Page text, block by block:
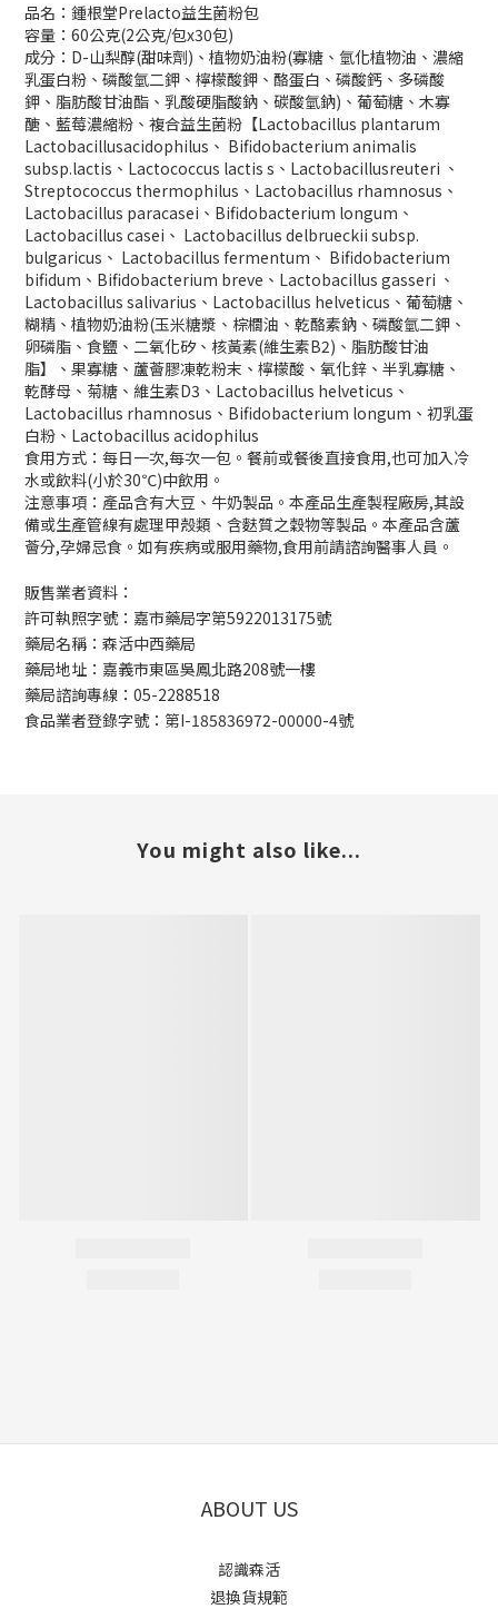
品名：鍾根堂Prelacto益生菌粉包
容量：60公克(2公克/包x30包)
成分：D-山梨醇(甜味劑)、植物奶油粉(寡糖、氫化植物油、濃縮
乳蛋白粉、磷酸氫二鉀、檸檬酸鉀、酪蛋白、磷酸鈣、多磷酸
鉀、脂肪酸甘油酯、乳酸硬脂酸鈉、碳酸氫鈉)、葡萄糖、木寡
醣、藍莓濃縮粉、複合益生菌粉【Lactobacillus plantarum
Lactobacillusacidophilus、 Bifidobacterium animalis
subsp.lactis、Lactococcus lactis s、Lactobacillusreuteri 、
Streptococcus thermophilus、Lactobacillus rhamnosus、
Lactobacillus paracasei、Bifidobacterium longum、
Lactobacillus casei、 Lactobacillus delbrueckii subsp.
bulgaricus、 Lactobacillus fermentum、 Bifidobacterium
bifidum、Bifidobacterium breve、Lactobacillus gasseri 、
Lactobacillus salivarius、Lactobacillus helveticus、葡萄糖、
糊精、植物奶油粉(玉米糖漿、棕櫚油、乾酪素鈉、磷酸氫二鉀、
卵磷脂、食鹽、二氧化矽、核黃素(維生素B2)、脂肪酸甘油
脂】、果寡糖、蘆薈膠凍乾粉末、檸檬酸、氧化鋅、半乳寡糖、
乾酵母、菊糖、維生素D3、Lactobacillus helveticus、
Lactobacillus rhamnosus、Bifidobacterium longum、初乳蛋
白粉、Lactobacillus acidophilus
食用方式：每日一次,每次一包。餐前或餐後直接食用,也可加入冷
水或飲料(小於30℃)中飲用。
注意事項：產品含有大豆、牛奶製品。本產品生產製程廠房,其設
備或生產管線有處理甲殼類、含麩質之穀物等製品。本產品含蘆
薈分,孕婦忌食。如有疾病或服用藥物,食用前請諮詢醫事人員。
販售業者資料：
許可執照字號：嘉市藥局字第5922013175號
藥局名稱：森活中西藥局
藥局地址：嘉義市東區吳鳳北路208號一樓
藥局諮詢專線：05-2288518
食品業者登錄字號：第I-185836972-00000-4號
You might also like...
ABOUT US
認識森活
退換貨規範